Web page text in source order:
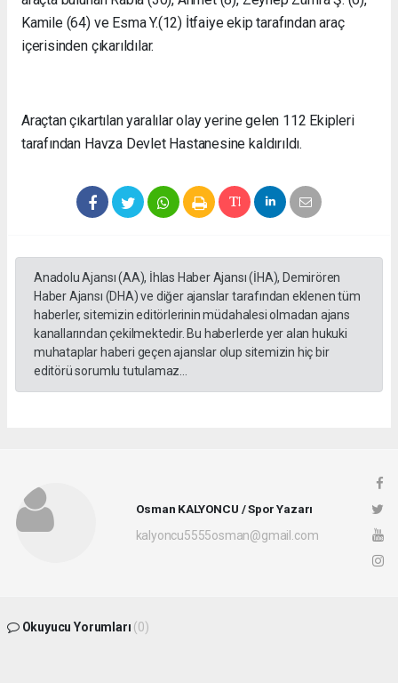
Kamile (64) ve Esma Y.(12) İtfaiye ekip tarafından araç
içerisinden çıkarıldılar.
Araçtan çıkartılan yaralılar olay yerine gelen 112 Ekipleri
tarafından Havza Devlet Hastanesine kaldırıldı.
Anadolu Ajansı (AA), İhlas Haber Ajansı (İHA), Demirören
Haber Ajansı (DHA) ve diğer ajanslar tarafından eklenen tüm
haberler, sitemizin editörlerinin müdahalesi olmadan ajans
kanallarından çekilmektedir. Bu haberlerde yer alan hukuki
muhataplar haberi geçen ajanslar olup sitemizin hiç bir
editörü sorumlu tutulamaz...
Osman KALYONCU / Spor Yazarı
kalyoncu5555osman@gmail.com
Okuyucu Yorumları (0)